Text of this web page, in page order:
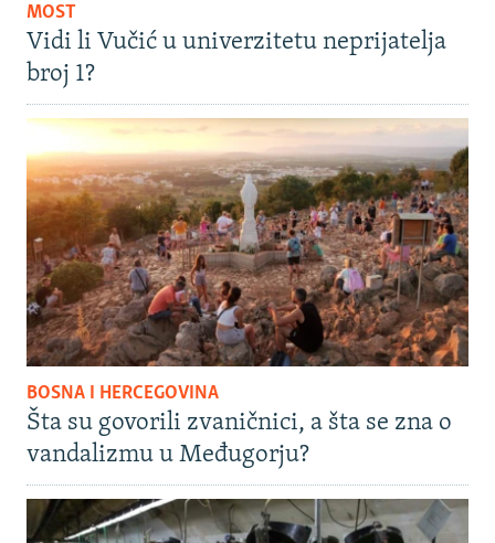
MOST
Vidi li Vučić u univerzitetu neprijatelja
broj 1?
BOSNA I HERCEGOVINA
Šta su govorili zvaničnici, a šta se zna o
vandalizmu u Međugorju?